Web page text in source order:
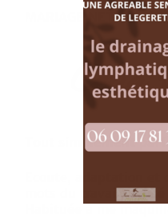
MARIAGE.NET : 09/
Célia
Tout simplement
Ecoute, adaptation et
mots du travail
Habituée à me